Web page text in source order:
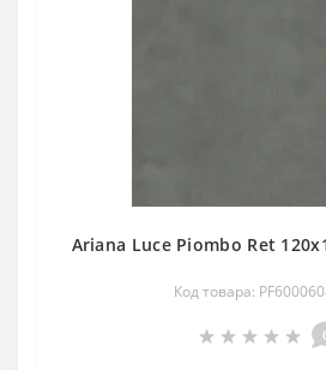
Ariana Luce Piombo Ret
Код товара: